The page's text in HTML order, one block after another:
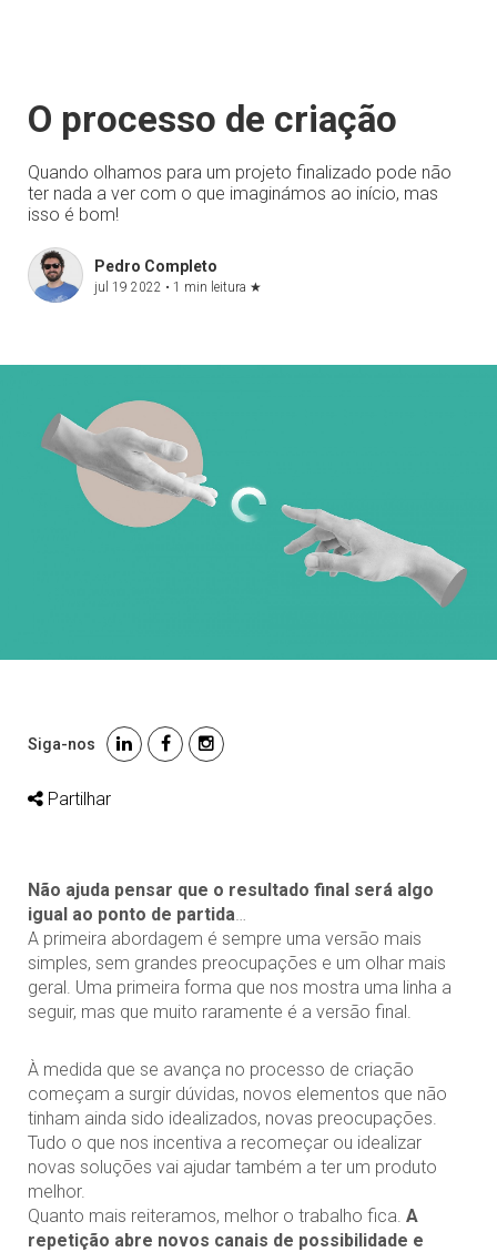
O processo de criação
Quando olhamos para um projeto finalizado pode não
ter nada a ver com o que imaginámos ao início, mas
isso é bom!
Pedro Completo
jul 19 2022 • 1 min leitura ★
Siga-nos
Partilhar
Não ajuda pensar que o resultado final será algo
igual ao ponto de partida
A primeira abordagem é sempre uma versão mais
simples, sem grandes preocupações e um olhar mais
geral. Uma primeira forma que nos mostra uma linha a
seguir, mas que muito raramente é a versão final.
À medida que se avança no processo de criação
começam a surgir dúvidas, novos elementos que não
tinham ainda sido idealizados, novas preocupações.
Tudo o que nos incentiva a recomeçar ou idealizar
novas soluções vai ajudar também a ter um produto
melhor.
Quanto mais reiteramos, melhor o trabalho fica. A
repetição abre novos canais de possibilidade e